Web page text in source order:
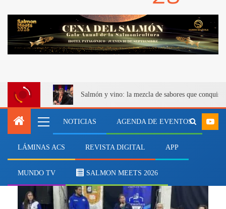
Salmón y vino: la mezcla de sabores que
NOTICIAS AGENDA DE EVENTOS
LÁMINAS ACS REVISTA DIGITAL APP
MUNDO TV SALMON MEETS 2026
vida sana